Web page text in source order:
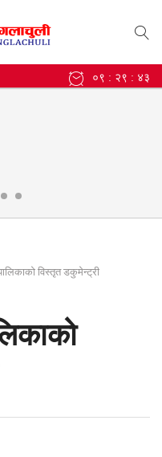
०९ : २९ : ४३
विस्तृत डकुमेन्ट्री